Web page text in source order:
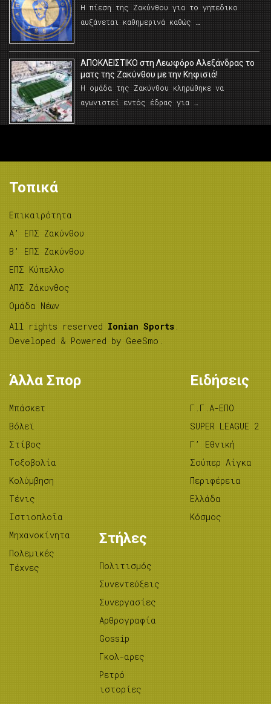
Η πίεση της Ζακύνθου για το γηπεδικο
αυξάνεται καθημερινά καθώς …
AΠΟΚΛΕΙΣΤΙΚΟ στη Λεωφόρο Αλεξάνδρας το
ματς της Ζακύνθου με την Κηφισιά!
Η ομάδα της Ζακύνθου κληρώθηκε να
αγωνιστεί εντός έδρας για …
Τοπικά
Επικαιρότητα
A’ ΕΠΣ Ζακύνθου
B’ ΕΠΣ Ζακύνθου
ΕΠΣ Κύπελλο
ΑΠΣ Ζάκυνθος
Ομάδα Νέων
All rights reserved Ionian Sports .
Developed & Powered by GeeSmo .
Άλλα Σπορ
Μπάσκετ
Βόλεϊ
Στίβος
Tοξοβολία
Κολύμβηση
Τένις
Ιστιοπλοΐα
Μηχανοκίνητα
Πολεμικές
Τέχνες
Ειδήσεις
Γ.Γ.Α-ΕΠΟ
SUPER LEAGUE 2
Γ’ Εθνική
Σούπερ Λίγκα
Περιφέρεια
Ελλάδα
Κόσμος
Στήλες
Πολιτισμός
Συνεντεύξεις
Συνεργασίες
Αρθρογραφία
Gossip
Γκολ-αρες
Ρετρό
ιστορίες